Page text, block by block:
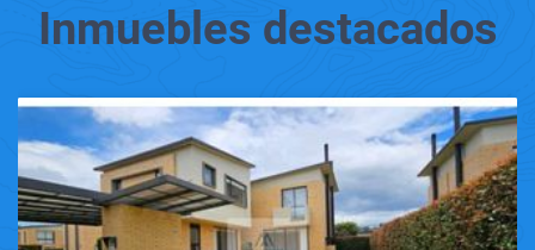
Inmuebles destacados